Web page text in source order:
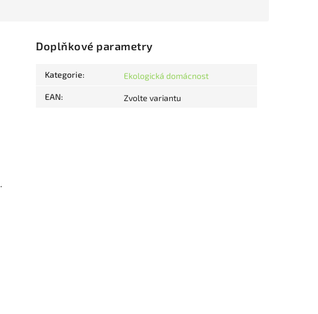
Doplňkové parametry
Kategorie: Ekologická domácnost
EAN: Zvolte variantu